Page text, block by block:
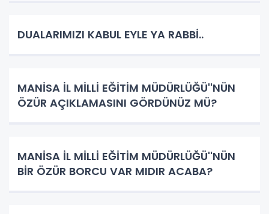
DUALARIMIZI KABUL EYLE YA RABBİ..
MANİSA İL MİLLİ EĞİTİM MÜDÜRLÜĞÜ''NÜN
ÖZÜR AÇIKLAMASINI GÖRDÜNÜZ MÜ?
MANİSA İL MİLLİ EĞİTİM MÜDÜRLÜĞÜ''NÜN
BİR ÖZÜR BORCU VAR MIDIR ACABA?